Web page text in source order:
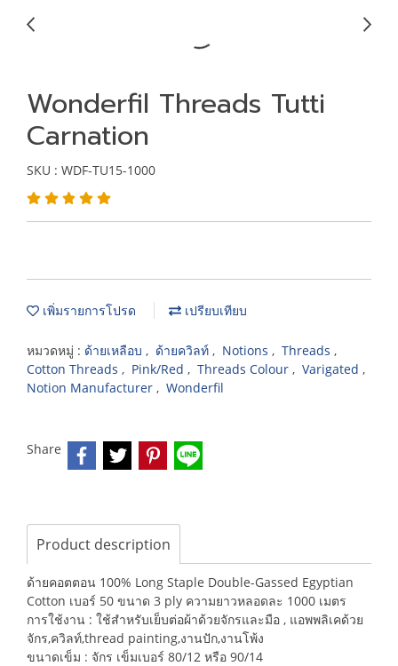
Wonderfil Threads Tutti
Carnation
SKU : WDF-TU15-1000
เพิ่มรายการโปรด เปรียบเทียบ
หมวดหมู่ : ด้ายเหลือบ , ด้ายควิลท์ , Notions , Threads ,
Cotton Threads , Pink/Red , Threads Colour , Varigated ,
Notion Manufacturer , Wonderfil
Share
Product description
ด้ายคอตตอน 100% Long Staple Double-Gassed Egyptian
Cotton เบอร์ 50 ขนาด 3 ply ความยาวหลอดละ 1000 เมตร
การใช้งาน : ใช้สำหรับเย็บต่อผ้าด้วยจักรและมือ , แอพพลิเคด้วย
จักร,ควิลท์,thread painting,งานปัก,งานโพ้ง
ขนาดเข็ม : จักร เข็มเบอร์ 80/12 หรือ 90/14